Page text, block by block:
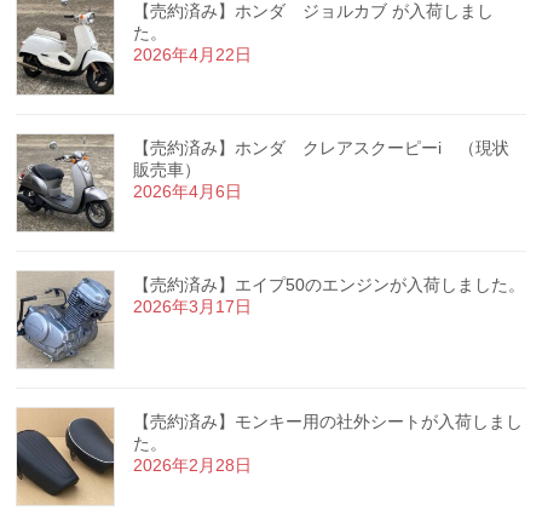
【売約済み】ホンダ ジョルカブ が入荷しまし
た。
2026年4月22日
【売約済み】ホンダ クレアスクーピーi （現状
販売車）
2026年4月6日
【売約済み】エイプ50のエンジンが入荷しました。
2026年3月17日
【売約済み】モンキー用の社外シートが入荷しまし
た。
2026年2月28日